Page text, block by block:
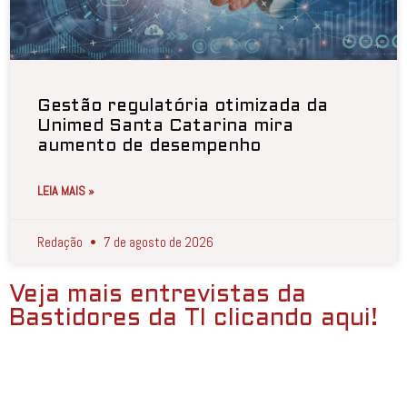
Gestão regulatória otimizada da
Unimed Santa Catarina mira
aumento de desempenho
LEIA MAIS »
Redação 7 de agosto de 2026
Veja mais entrevistas da
Bastidores da TI clicando aqui!